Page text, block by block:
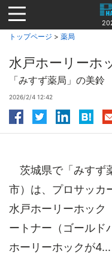
Jump
to
navigation
トップページ > 薬局
水戸ホーリーホ
「みすず薬局」の美鈴
2026/2/4 12:42
茨城県で「みすず
市）は、プロサッカ
水戸ホーリーホック
ートナー（ゴールド
ホーリーホックが4...